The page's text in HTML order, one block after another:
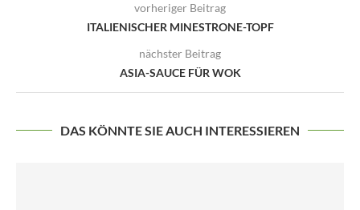
vorheriger Beitrag
ITALIENISCHER MINESTRONE-TOPF
nächster Beitrag
ASIA-SAUCE FÜR WOK
DAS KÖNNTE SIE AUCH INTERESSIEREN